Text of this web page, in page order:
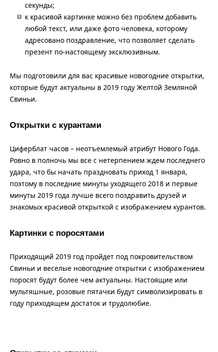
секунды;
к красивой картинке можно без проблем добавить
любой текст, или даже фото человека, которому
адресовано поздравление, что позволяет сделать
презент по-настоящему эксклюзивным.
Мы подготовили для вас красивые новогодние открытки,
которые будут актуальны в 2019 году Желтой Земляной
Свиньи.
Открытки с курантами
Циферблат часов – неотъемлемый атрибут Нового Года.
Ровно в полночь мы все с нетерпением ждем последнего
удара, что бы начать праздновать приход 1 января,
поэтому в последние минуты уходящего 2018 и первые
минуты 2019 года лучше всего поздравить друзей и
знакомых красивой открыткой с изображением курантов.
Картинки с поросятами
Приходящий 2019 год пройдет под покровительством
Свиньи и веселые новогодние открытки с изображением
поросят будут более чем актуальны. Настоящие или
мультяшные, розовые пятачки будут символизировать в
году приходящем достаток и трудолюбие.